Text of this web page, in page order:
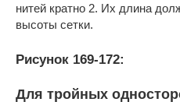
нитей кратно 2. Их длина
высоты сетки.
Рисунок 169-172:
Для тройных